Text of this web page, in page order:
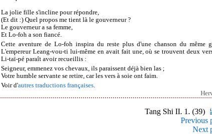
La jolie fille s'incline pour répondre,
(Et dit :) Quel propos me tient là le gouverneur ?
Le gouverneur a sa femme,
Et Lo-foh a son fiancé.
Cette aventure de Lo-foh inspira du reste plus d'une chanson du même
L'empereur Leang-vou-ti lui-même en avait fait une, où se trouvent deux
Li-taï-pé paraît avoir recueillis :
Seigneur, emmenez vos chevaux, ils paraissent déjà bien las ;
Votre humble servante se retire, car les vers à soie ont faim.
Voir d'autres traductions françaises.
Tang Shi II. 1. (39)
Previous
Next